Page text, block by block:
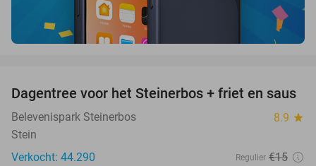
37%
Dagentree voor het Steinerbos + friet en saus
Belevenispark Steinerbos 8.9 star
Stein
Verkocht: 44.290
Regulier €15